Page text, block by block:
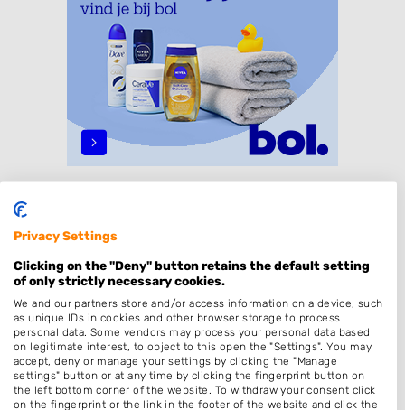
Specialisaties
Dames
Heren
Kinderkapper
Kleuren
Epileren
Bruidskapsel
Permanenten
Privacy Settings
Clicking on the "Deny" button retains the default setting
of only strictly necessary cookies.
We and our partners store and/or access information on a device, such
as unique IDs in cookies and other browser storage to process
personal data. Some vendors may process your personal data based
on legitimate interest, to object to this open the "Settings". You may
accept, deny or manage your settings by clicking the "Manage
settings" button or at any time by clicking the fingerprint button on
the left bottom corner of the website. To withdraw your consent click
on the fingerprint or the link in the footer of the website and click the